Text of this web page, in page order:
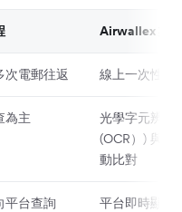
Airwallex 數
次電郵往返 線上一次性提
為主
光學字元辨識
(OCR）) 與數
動比對
平台查詢 平台即時顯示